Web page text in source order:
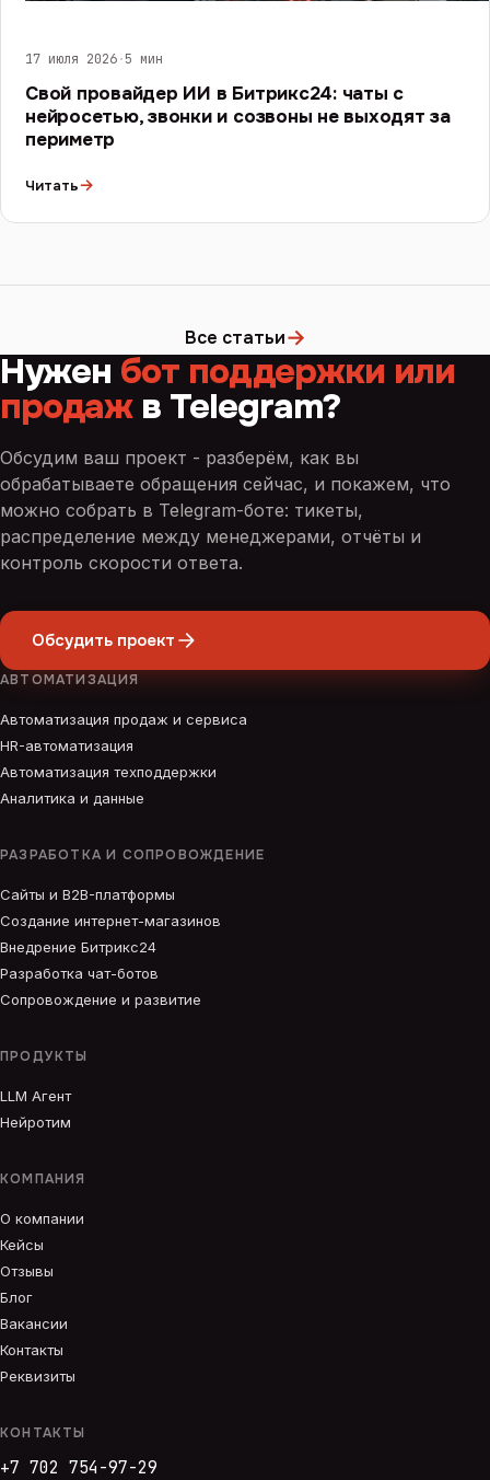
17 июля 2026·5 мин
Свой провайдер ИИ в Битрикс24: чаты с
нейросетью, звонки и созвоны не выходят за
периметр
Читать→
Все статьи→
Нужен бот поддержки или
продажв Telegram?
Обсудим ваш проект - разберём, как вы
обрабатываете обращения сейчас, и покажем, что
можно собрать в Telegram-боте: тикеты,
распределение между менеджерами, отчёты и
контроль скорости ответа.
Обсудить проект
АВТОМАТИЗАЦИЯ
Автоматизация продаж и сервиса
HR-автоматизация
Автоматизация техподдержки
Аналитика и данные
РАЗРАБОТКА И СОПРОВОЖДЕНИЕ
Сайты и B2B-платформы
Создание интернет-магазинов
Внедрение Битрикс24
Разработка чат-ботов
Сопровождение и развитие
ПРОДУКТЫ
LLM Агент
Нейротим
КОМПАНИЯ
О компании
Кейсы
Отзывы
Блог
Вакансии
Контакты
Реквизиты
КОНТАКТЫ
+7 702 754-97-29